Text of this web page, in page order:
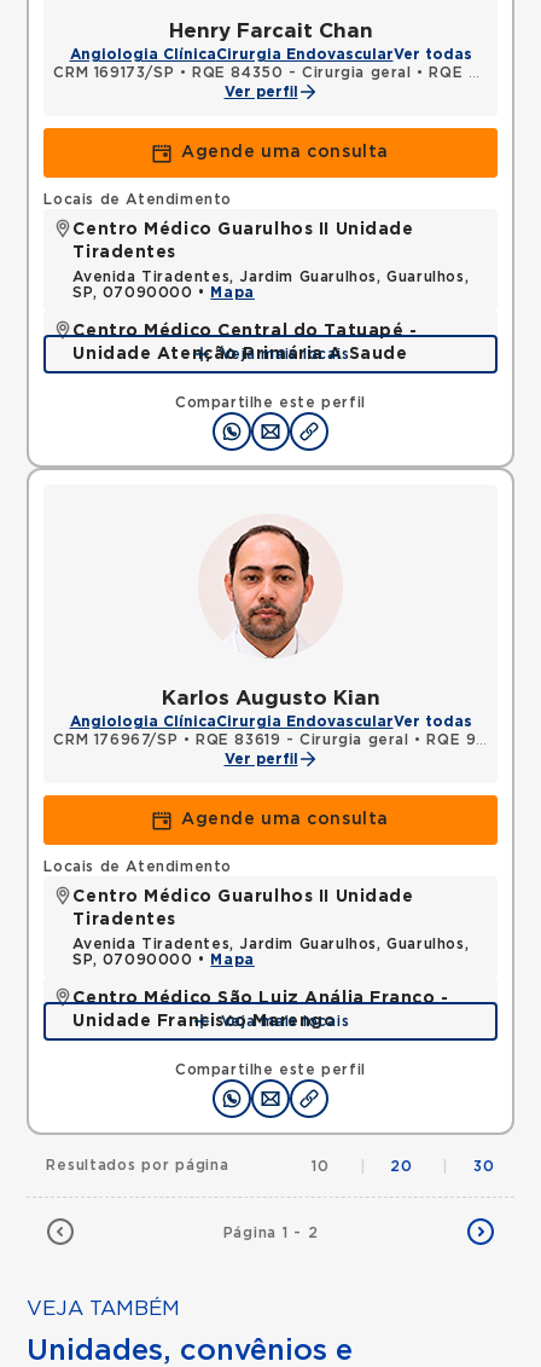
Henry Farcait Chan
Angiologia ClínicaCirurgia EndovascularVer todas
CRM 169173/SP • RQE 84350 - Cirurgia geral •
RQE 84351 - Cirurgia vascular
Ver perfil
Agende uma consulta
Compartilhe este perfil
Locais de Atendimento
Centro Médico Guarulhos II Unidade
Tiradentes
Avenida Tiradentes, Jardim Guarulhos, Guarulhos,
SP, 07090000 •
Mapa
Centro Médico Central do Tatuapé -
Unidade Atenção Primária A Saude
Avenida Alvaro Ramos, Quarta Parada, Sao Paulo,
SP, 03330002 •
Mapa
Veja mais locais
Karlos Augusto Kian
Angiologia ClínicaCirurgia EndovascularVer todas
CRM 176967/SP • RQE 83619 - Cirurgia geral •
RQE 94960 - Cirurgia vascular
Ver perfil
Agende uma consulta
Compartilhe este perfil
Locais de Atendimento
Centro Médico Guarulhos II Unidade
Tiradentes
Avenida Tiradentes, Jardim Guarulhos, Guarulhos,
SP, 07090000 •
Mapa
Centro Médico São Luiz Anália Franco -
Unidade Francisco Marengo
Rua Francisco Marengo, Tatuape, Sao Paulo, SP,
Mapa
Veja mais locais
Página 1 - 2
Resultados por página 10 20 30
VEJA TAMBÉM
Unidades, convênios e